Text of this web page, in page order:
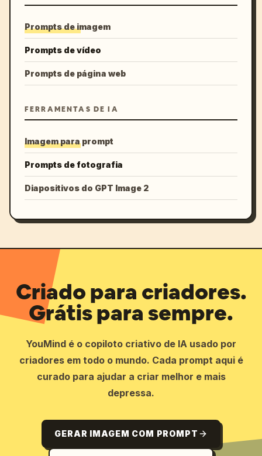
Prompts de imagem
Prompts de vídeo
Prompts de página web
FERRAMENTAS DE IA
Imagem para prompt
Prompts de fotografia
Diapositivos do GPT Image 2
Criado para criadores.
Grátis para sempre.
YouMind é o copiloto criativo de IA usado por
criadores em todo o mundo. Cada prompt aqui é
curado para ajudar a criar melhor e mais
depressa.
GERAR IMAGEM COM PROMPT